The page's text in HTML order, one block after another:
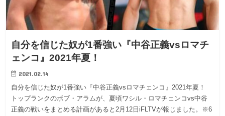
自分を信じた奴が1番強い『中谷正義vsロマチ
ェンコ』2021年夏！
2021.02.14
自分を信じた奴が1番強い『中谷正義vsロマチェンコ』2021年夏！
トップランクのボブ・アラムが、夏頃ワシル・ロマチェンコvs中谷
正義の戦いをまとめる計画があると2月12日iFLTVが報じました。※6